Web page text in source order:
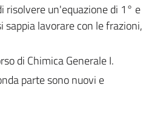
risolvere un'equazione di 1° e
sappia lavorare con le frazioni,
di Chimica Generale I.
parte sono nuovi e